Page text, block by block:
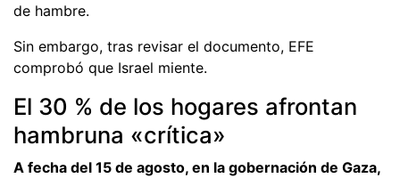
de hambre.
Sin embargo, tras revisar el documento, EFE
comprobó que Israel miente.
El 30 % de los hogares afrontan
hambruna «crítica»
A fecha del 15 de agosto, en la gobernación de Gaza,